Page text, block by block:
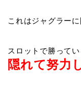
これはジャグラー
スロットで勝って
隠れて努力